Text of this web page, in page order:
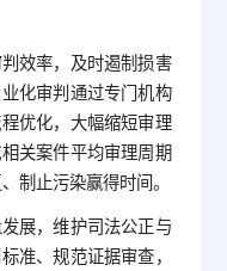
效率，及时遏制损害
化审判通过专门机构
优化，大幅缩短审理
关案件平均审理周期
制止污染赢得时间。
展，维护司法公正与
准、规范证据审查，